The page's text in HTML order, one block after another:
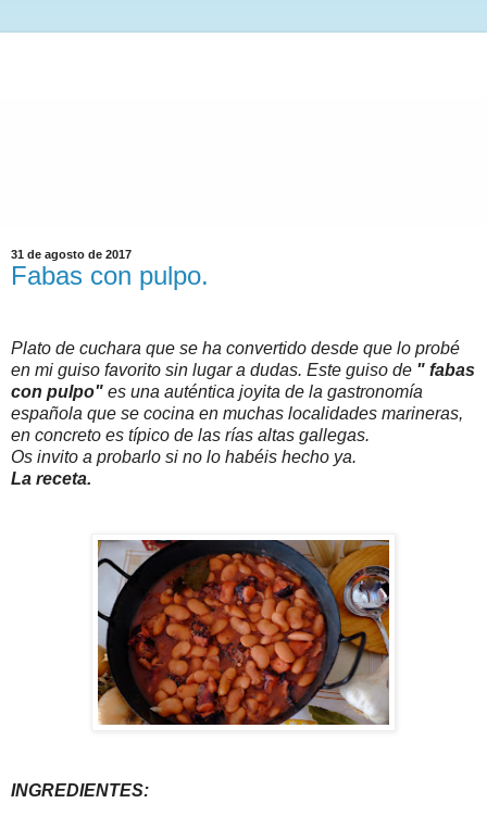
31 de agosto de 2017
Fabas con pulpo.
Plato de cuchara que se ha convertido desde que lo probé
en mi guiso favorito sin lugar a dudas. Este guiso de " fabas
con pulpo" es una auténtica joyita de la gastronomía
española que se cocina en muchas localidades marineras,
en concreto es típico de las rías altas gallegas.
Os invito a probarlo si no lo habéis hecho ya.
La receta.
INGREDIENTES: